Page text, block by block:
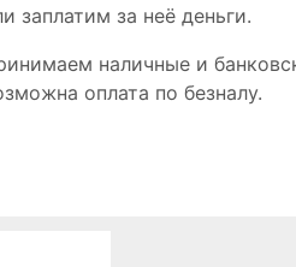
заплатим за неё деньги.
наличные и
оплата по безналу.